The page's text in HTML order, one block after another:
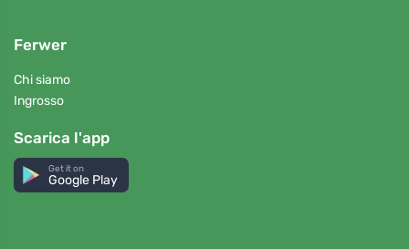
Ferwer
Chi siamo
Ingrosso
Scarica l'app
Get it on
Google Play